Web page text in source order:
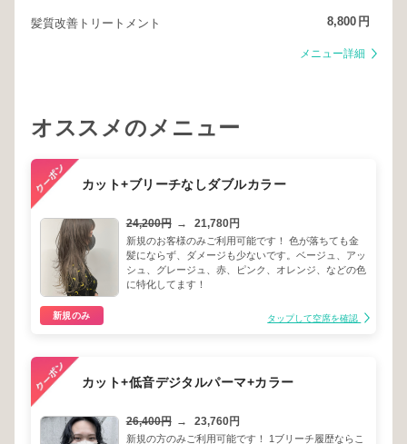
髪質改善トリートメント 8,800 円
メニュー詳細
オススメのメニュー
カット+ブリーチなしダブルカラー
24,200円 → 21,780円
新規のお客様のみご利用可能です！ 色が落ちても金
髪にならず、ダメージも少ないです。ベージュ、アッ
シュ、グレージュ、赤、ピンク、オレンジ、などの色
に特化してます！
新規のみ タップして空席を確認
カット+低音デジタルパーマ+カラー
26,400円 → 23,760円
新規の方のみご利用可能です！ 1ブリーチ履歴ならこ